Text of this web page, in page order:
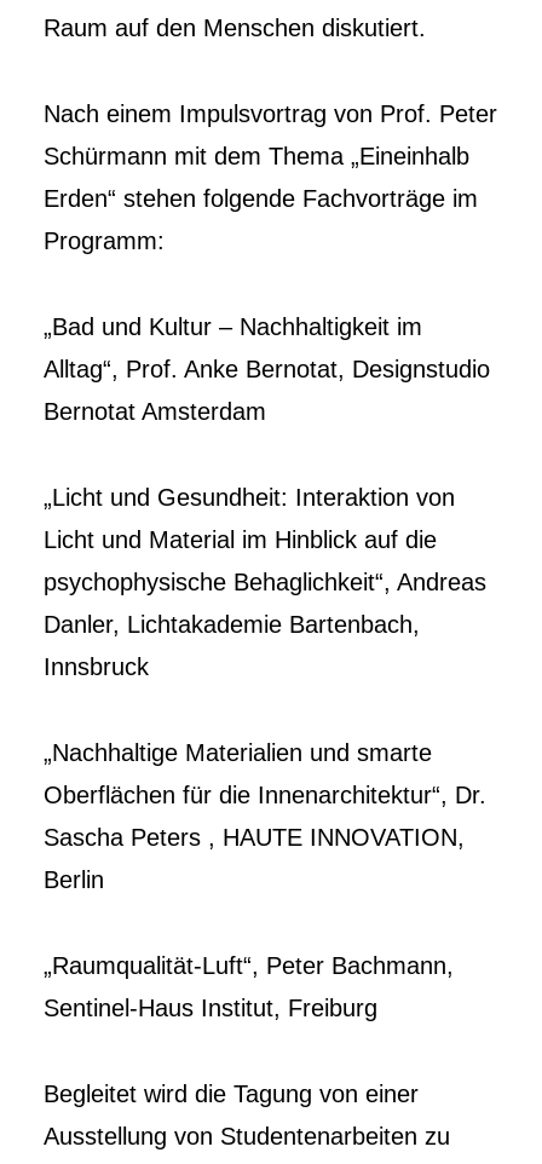
Raum auf den Menschen diskutiert.
Nach einem Impulsvortrag von Prof. Peter
Schürmann mit dem Thema „Eineinhalb
Erden“ stehen folgende Fachvorträge im
Programm:
„Bad und Kultur – Nachhaltigkeit im
Alltag“, Prof. Anke Bernotat, Designstudio
Bernotat Amsterdam
„Licht und Gesundheit: Interaktion von
Licht und Material im Hinblick auf die
psychophysische Behaglichkeit“, Andreas
Danler, Lichtakademie Bartenbach,
Innsbruck
„Nachhaltige Materialien und smarte
Oberflächen für die Innenarchitektur“, Dr.
Sascha Peters , HAUTE INNOVATION,
Berlin
„Raumqualität-Luft“, Peter Bachmann,
Sentinel-Haus Institut, Freiburg
Begleitet wird die Tagung von einer
Ausstellung von Studentenarbeiten zu